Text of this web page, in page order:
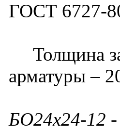
ГОСТ 6727-
Толщина
арматуры –
БО24х24-12 -